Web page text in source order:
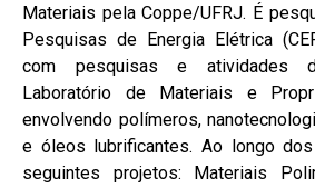
Materiais pela Coppe/UFRJ. É
Pesquisas de Energia Elétrica
com pesquisas e atividades
Laboratório de Materiais e
envolvendo polímeros,
e óleos lubrificantes. Ao longo
seguintes projetos: Materiais